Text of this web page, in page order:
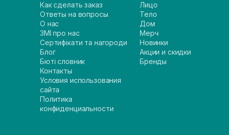
Как сделать заказ
Ответы на вопросы
О нас
ЗМІ про нас
Сертифікати та нагороди
Блог
Бюті словник
Контакты
Условия использования
сайта
Политика
конфиденциальности
Лицо
Тело
Дом
Мерч
Новинки
Акции и скидки
Бренды